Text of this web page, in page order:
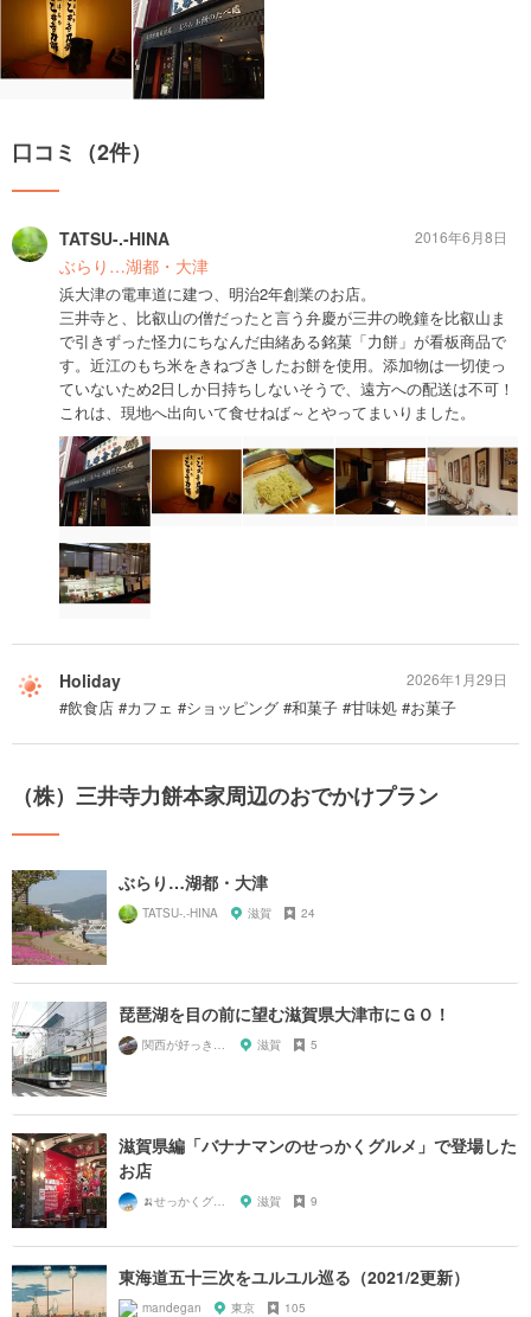
口コミ（2件）
TATSU-.-HINA
ぶらり…湖都・大津
浜大津の電車道に建つ、明治2年創業のお店。
三井寺と、比叡山の僧だったと言う弁慶が三井の晩鐘を比叡山ま
で引きずった怪力にちなんだ由緒ある銘菓「力餅」が看板商品で
す。近江のもち米をきねづきしたお餅を使用。添加物は一切使っ
ていないため2日しか日持ちしないそうで、遠方への配送は不可！
これは、現地へ出向いて食せねば～とやってまいりました。
2016年6月8日
Holiday
#飲食店 #カフェ #ショッピング #和菓子 #甘味処 #お菓子
2026年1月29日
（株）三井寺力餅本家周辺のおでかけプラン
ぶらり…湖都・大津
TATSU-.-HINA 滋賀 24
琵琶湖を目の前に望む滋賀県大津市にＧＯ！
関西が好っきゃねん 滋賀 5
滋賀県編「バナナマンのせっかくグルメ」で登場した
お店
🍌せっかくグルメまにあ🍌 滋賀 9
東海道五十三次をユルユル巡る（2021/2更新）
mandegan 東京 105